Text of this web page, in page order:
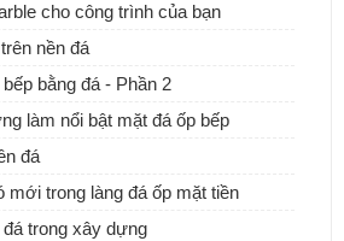
cho công trình của bạn
nền đá
bằng đá - Phần 2
làm nổi bật mặt đá ốp bếp
đá
mới trong làng đá ốp mặt tiền
trong xây dựng
Sự lựa chọn tuyệt vời cho ngôi nhà của